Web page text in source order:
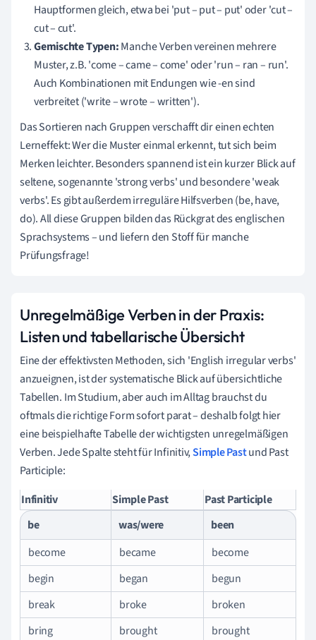
Hauptformen gleich, etwa bei 'put – put – put' oder 'cut –
cut – cut'.
Gemischte Typen:Manche Verben vereinen mehrere
Muster, z.B. 'come – came – come' oder 'run – ran – run'.
Auch Kombinationen mit Endungen wie -en sind
verbreitet ('write – wrote – written').
Das Sortieren nach Gruppen verschafft dir einen echten
Lerneffekt: Wer die Muster einmal erkennt, tut sich beim
Merken leichter. Besonders spannend ist ein kurzer Blick auf
seltene, sogenannte 'strong verbs' und besondere 'weak
verbs'. Es gibt außerdem irreguläre Hilfsverben (be, have,
do). All diese Gruppen bilden das Rückgrat des englischen
Sprachsystems – und liefern den Stoff für manche
Prüfungsfrage!
Unregelmäßige Verben in der Praxis:
Listen und tabellarische Übersicht
Eine der effektivsten Methoden, sich 'English irregular verbs'
anzueignen, ist der systematische Blick auf übersichtliche
Tabellen. Im Studium, aber auch im Alltag brauchst du
oftmals die richtige Form sofort parat – deshalb folgt hier
eine beispielhafte Tabelle der wichtigsten unregelmäßigen
Verben. Jede Spalte steht für Infinitiv,Simple Pastund Past
Participle:
Infinitiv
Simple Past
Past Participle
be
was/were
been
become
became
become
begin
began
begun
break
broke
broken
bring
brought
brought